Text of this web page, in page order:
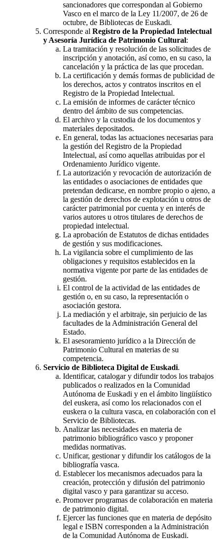
sancionadores que correspondan al Gobierno
Vasco en el marco de la Ley 11/2007, de 26 de
octubre, de Bibliotecas de Euskadi.
Corresponde al Registro de la Propiedad Intelectual
y Asesoría Jurídica de Patrimonio Cultural:
La tramitación y resolución de las solicitudes de
inscripción y anotación, así como, en su caso, la
cancelación y la práctica de las que procedan.
La certificación y demás formas de publicidad de
los derechos, actos y contratos inscritos en el
Registro de la Propiedad Intelectual.
La emisión de informes de carácter técnico
dentro del ámbito de sus competencias.
El archivo y la custodia de los documentos y
materiales depositados.
En general, todas las actuaciones necesarias para
la gestión del Registro de la Propiedad
Intelectual, así como aquellas atribuidas por el
Ordenamiento Jurídico vigente.
La autorización y revocación de autorización de
las entidades o asociaciones de entidades que
pretendan dedicarse, en nombre propio o ajeno, a
la gestión de derechos de explotación u otros de
carácter patrimonial por cuenta y en interés de
varios autores u otros titulares de derechos de
propiedad intelectual.
La aprobación de Estatutos de dichas entidades
de gestión y sus modificaciones.
La vigilancia sobre el cumplimiento de las
obligaciones y requisitos establecidos en la
normativa vigente por parte de las entidades de
gestión.
El control de la actividad de las entidades de
gestión o, en su caso, la representación o
asociación gestora.
La mediación y el arbitraje, sin perjuicio de las
facultades de la Administración General del
Estado.
El asesoramiento jurídico a la Dirección de
Patrimonio Cultural en materias de su
competencia.
Servicio de Biblioteca Digital de Euskadi.
Identificar, catalogar y difundir todos los trabajos
publicados o realizados en la Comunidad
Autónoma de Euskadi y en el ámbito lingüístico
del euskera, así como los relacionados con el
euskera o la cultura vasca, en colaboración con el
Servicio de Bibliotecas.
Analizar las necesidades en materia de
patrimonio bibliográfico vasco y proponer
medidas normativas.
Unificar, gestionar y difundir los catálogos de la
bibliografía vasca.
Establecer los mecanismos adecuados para la
creación, protección y difusión del patrimonio
digital vasco y para garantizar su acceso.
Promover programas de colaboración en materia
de patrimonio digital.
Ejercer las funciones que en materia de depósito
legal e ISBN corresponden a la Administración
de la Comunidad Autónoma de Euskadi.